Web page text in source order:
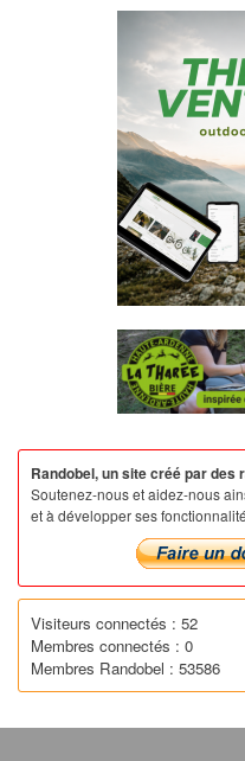
Randobel, un site créé par
Soutenez-nous et aidez-nous
et à développer ses
Visiteurs connectés : 52
Membres connectés : 0
Membres Randobel : 53586